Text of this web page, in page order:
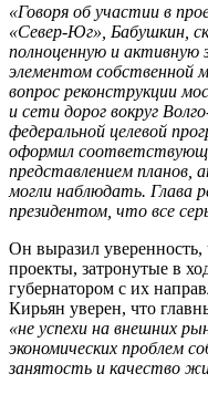
«Говоря об участии в
«Север-Юг», Бабушкин,
полноценную и активную
элементом собственной
вопрос реконструкции
и сети дорог вокруг
федеральной целевой
оформил
представлением планов,
могли наблюдать. Глава
президентом, что все
Он выразил
проекты, затронутые в
губернатором с их
Кирьян уверен, что
«не успехи на внешних
экономических проблем
занятость и качество